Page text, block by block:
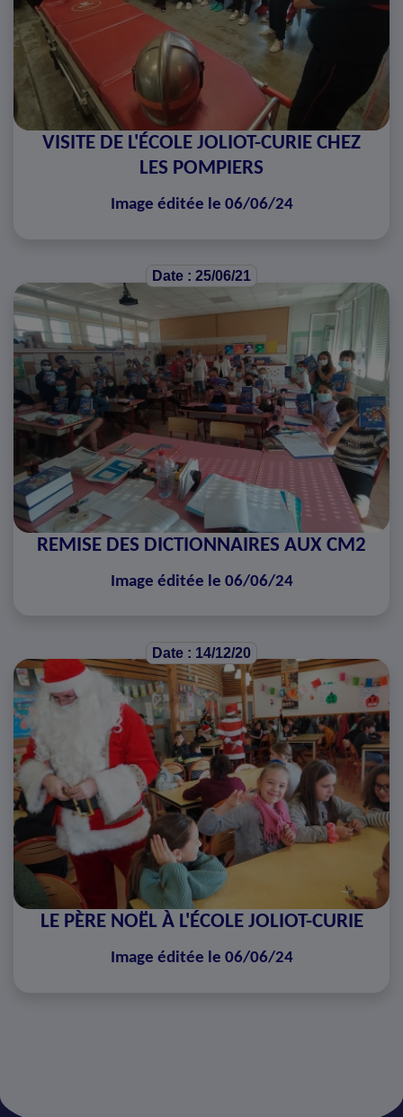
VISITE DE L'ÉCOLE JOLIOT-CURIE CHEZ
LES POMPIERS
Image éditée le 06/06/24
Date : 25/06/21
REMISE DES DICTIONNAIRES AUX CM2
Image éditée le 06/06/24
Date : 14/12/20
LE PÈRE NOËL À L'ÉCOLE JOLIOT-CURIE
Image éditée le 06/06/24